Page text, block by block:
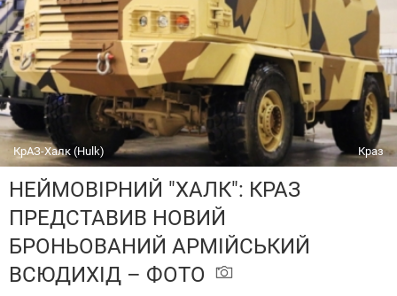
КрАЗ-Хaлк (Hulk) Краз
НЕЙМОВІРНИЙ "ХАЛК": КРАЗ
ПРЕДСТАВИВ НОВИЙ
БРОНЬОВАНИЙ АРМІЙСЬКИЙ
ВСЮДИХІД – ФОТО